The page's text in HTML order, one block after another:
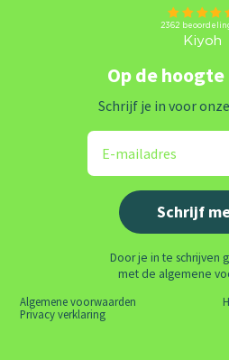
Op de
Schrijf je in voor
Door je in te schrijven
met de algemene
Algemene voorwaarden
Privacy verklaring